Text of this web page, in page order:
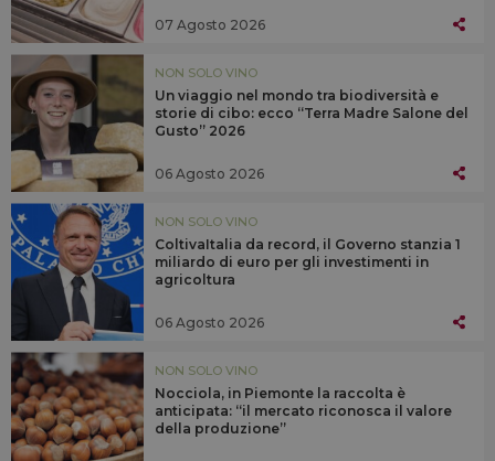
07 Agosto 2026
NON SOLO VINO
Un viaggio nel mondo tra biodiversità e
storie di cibo: ecco “Terra Madre Salone del
Gusto” 2026
06 Agosto 2026
NON SOLO VINO
ColtivaItalia da record, il Governo stanzia 1
miliardo di euro per gli investimenti in
agricoltura
06 Agosto 2026
NON SOLO VINO
Nocciola, in Piemonte la raccolta è
anticipata: “il mercato riconosca il valore
della produzione”